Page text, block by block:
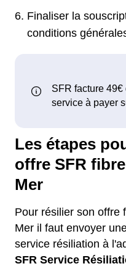
Finaliser la
conditions
Les étapes
offre SFR
Mer
Pour résilier son offre
Mer il faut envoyer
service résiliation à
SFR Service